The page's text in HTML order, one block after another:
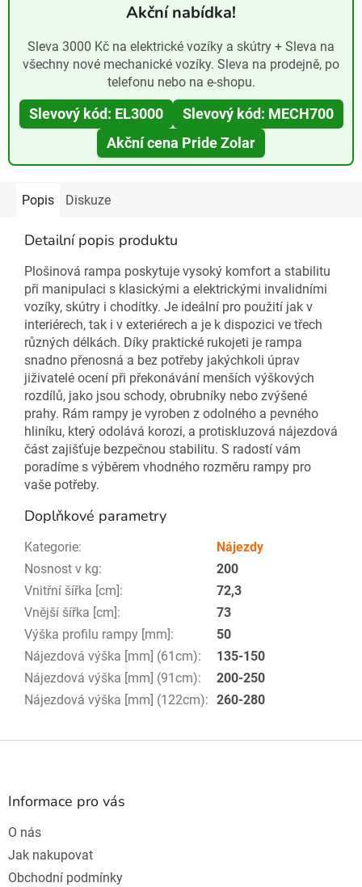
Akční nabídka!
Sleva 3000 Kč na elektrické vozíky a skútry + Sleva na
všechny nové mechanické vozíky. Sleva na prodejně, po
telefonu nebo na e-shopu.
Slevový kód: EL3000
Slevový kód: MECH700
Akční cena Pride Zolar
Popis Diskuze
Detailní popis produktu
Plošinová rampa poskytuje vysoký komfort a stabilitu
při manipulaci s klasickými a elektrickými invalidními
vozíky, skútry i chodítky. Je ideální pro použití jak v
interiérech, tak i v exteriérech a je k dispozici ve třech
různých délkách. Díky praktické rukojeti je rampa
snadno přenosná a bez potřeby jakýchkoli úprav
jiživatelé ocení při překonávání menších výškových
rozdílů, jako jsou schody, obrubníky nebo zvýšené
prahy. Rám rampy je vyroben z odolného a pevného
hliníku, který odolává korozi, a protiskluzová nájezdová
část zajišťuje bezpečnou stabilitu. S radostí vám
poradíme s výběrem vhodného rozměru rampy pro
vaše potřeby.
Doplňkové parametry
Kategorie:
Nájezdy
Nosnost v kg:
200
Vnitřní šířka [cm]:
72,3
Vnější šířka [cm]:
73
Výška profilu rampy [mm]:
50
Nájezdová výška [mm] (61cm):
135-150
Nájezdová výška [mm] (91cm):
200-250
Nájezdová výška [mm] (122cm): 260-280
Z
Informace pro vás
O nás
Jak nakupovat
Obchodní podmínky